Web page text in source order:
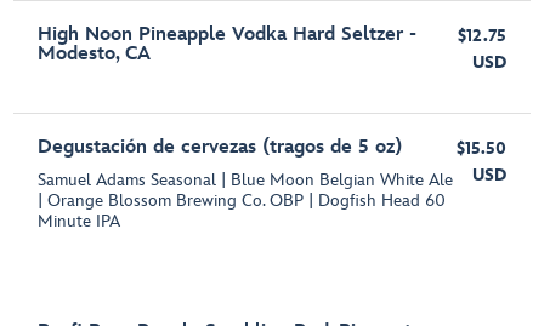
High Noon Pineapple Vodka Hard Seltzer -
Modesto, CA
$12.75
USD
Degustación de cervezas (tragos de 5 oz)
Samuel Adams Seasonal | Blue Moon Belgian White Ale
| Orange Blossom Brewing Co. OBP | Dogfish Head 60
Minute IPA
$15.50
USD